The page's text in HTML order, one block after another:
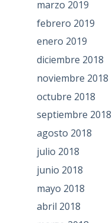
marzo 2019
febrero 2019
enero 2019
diciembre 2018
noviembre 2018
octubre 2018
septiembre 2018
agosto 2018
julio 2018
junio 2018
mayo 2018
abril 2018